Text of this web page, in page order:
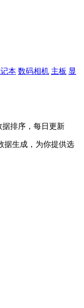
本 数码相机 主板 显
排序，每日更新
据生成，为你提供选